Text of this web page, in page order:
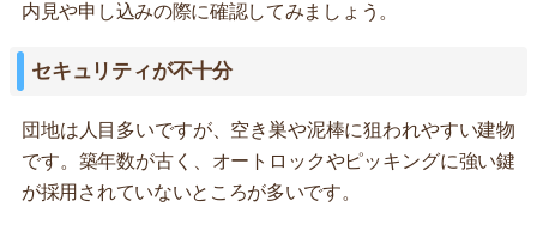
内見や申し込みの際に確認してみましょう。
セキュリティが不十分
団地は人目多いですが、空き巣や泥棒に狙われやすい建物
です。築年数が古く、オートロックやピッキングに強い鍵
が採用されていないところが多いです。